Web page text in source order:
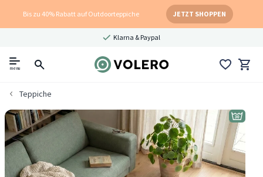
Bis zu 40% Rabatt auf Outdoorteppiche JETZT SHOPPEN
Klarna & Paypal
menu
Teppiche